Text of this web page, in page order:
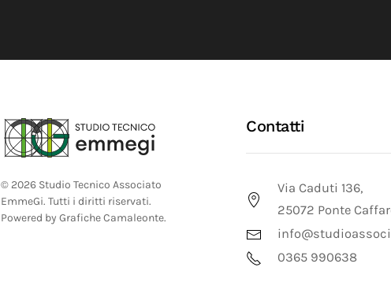
© 2026 Studio Tecnico Associato
EmmeGi. Tutti i diritti riservati.
Powered by Grafiche Camaleonte.
Contatti
Via Caduti 136,
25072 Ponte
0365 990638